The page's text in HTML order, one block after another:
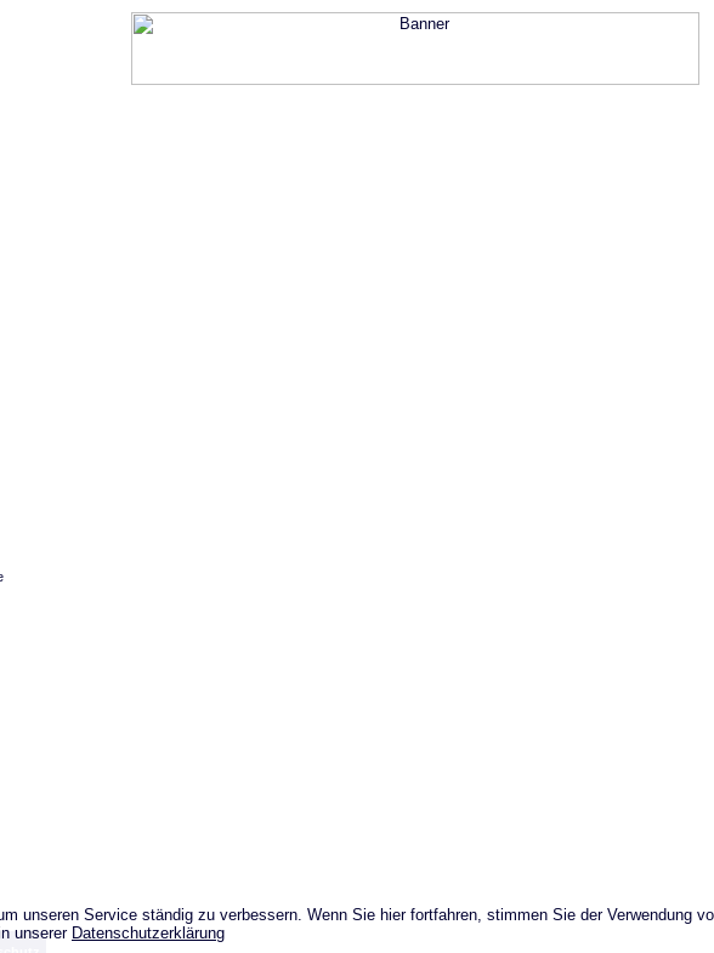
unseren Service ständig zu verbessern. Wenn Sie hier fortfahren, stimmen Sie der Verwendung
unserer Datenschutzerklärung